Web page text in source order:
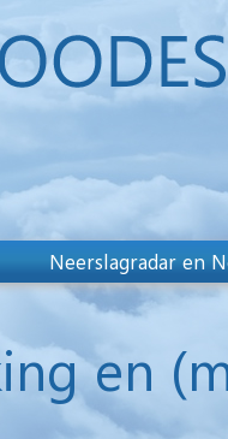
Neerslagradar en
en